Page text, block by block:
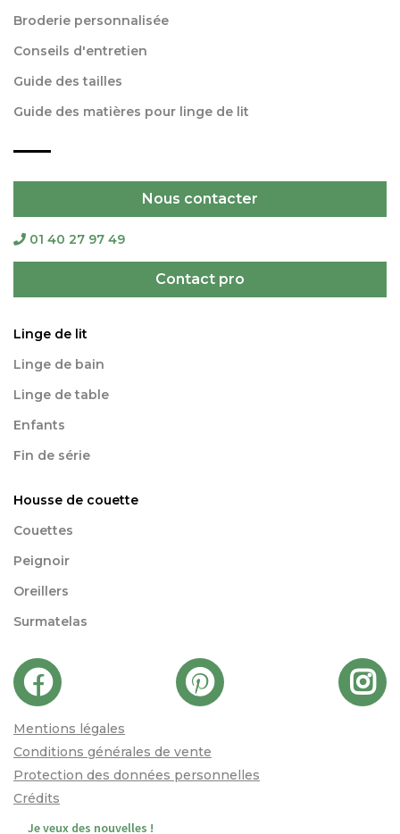
Broderie personnalisée
Conseils d'entretien
Guide des tailles
Guide des matières pour linge de lit
Nous contacter
01 40 27 97 49
Contact pro
Linge de lit
Linge de bain
Linge de table
Enfants
Fin de série
Housse de couette
Couettes
Peignoir
Oreillers
Surmatelas
Mentions légales
Conditions générales de vente
Protection des données personnelles
Crédits
Je veux des nouvelles !